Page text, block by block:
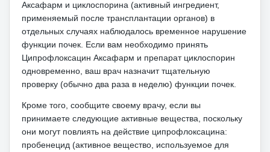
Аксафарм и циклоспорина (активный ингредиент,
применяемый после трансплантации органов) в
отдельных случаях наблюдалось временное нарушение
функции почек. Если вам необходимо принять
Ципрофлоксацин Аксафарм и препарат циклоспорин
одновременно, ваш врач назначит тщательную
проверку (обычно два раза в неделю) функции почек.
Кроме того, сообщите своему врачу, если вы
принимаете следующие активные вещества, поскольку
они могут повлиять на действие ципрофлоксацина:
пробенецид (активное вещество, используемое для